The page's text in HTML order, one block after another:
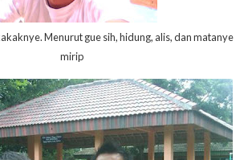
Menurut gue sih, hidung, alis, dan matanye
mirip